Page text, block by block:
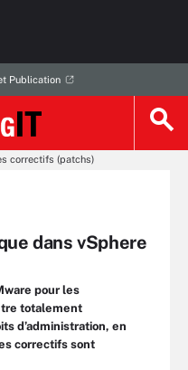
Publication
correctifs (patchs)
dans vSphere
pour les
totalement
d’administration, en
correctifs sont